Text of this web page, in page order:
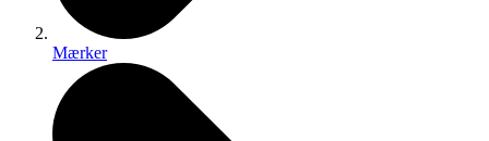
Mærker